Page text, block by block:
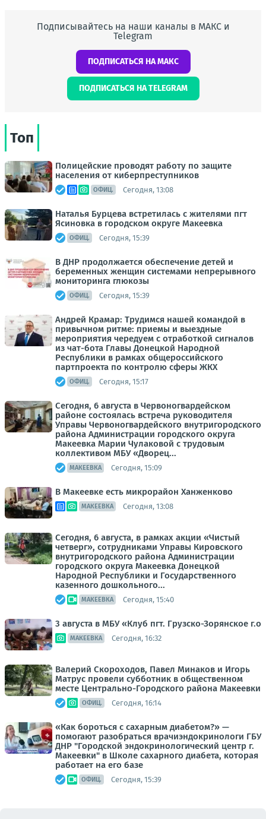
Подписывайтесь на наши каналы в МАКС и
Telegram
ПОДПИСАТЬСЯ НА МАКС
ПОДПИСАТЬСЯ НА TELEGRAM
Топ
Полицейские проводят работу по защите
населения от киберпреступников
ОФИЦ. Сегодня, 13:08
Наталья Бурцева встретилась с жителями пгт
Ясиновка в городском округе Макеевка
ОФИЦ. Сегодня, 15:39
В ДНР продолжается обеспечение детей и
беременных женщин системами непрерывного
мониторинга глюкозы
ОФИЦ. Сегодня, 15:39
Андрей Крамар: Трудимся нашей командой в
привычном ритме: приемы и выездные
мероприятия чередуем с отработкой сигналов
из чат-бота Главы Донецкой Народной
Республики в рамках общероссийского
партпроекта по контролю сферы ЖКХ
ОФИЦ. Сегодня, 15:17
Сегодня, 6 августа в Червоногвардейском
районе состоялась встреча руководителя
Управы Червоногвардейского внутригородского
района Администрации городского округа
Макеевка Марии Чулаковой с трудовым
коллективом МБУ «Дворец...
МАКЕЕВКА Сегодня, 15:09
В Макеевке есть микрорайон Ханженково
МАКЕЕВКА Сегодня, 13:08
Сегодня, 6 августа, в рамках акции «Чистый
четверг», сотрудниками Управы Кировского
внутригородского района Администрации
городского округа Макеевка Донецкой
Народной Республики и Государственного
казенного дошкольного...
МАКЕЕВКА Сегодня, 15:40
3 августа в МБУ «Клуб пгт. Грузско-Зорянское г.о
МАКЕЕВКА Сегодня, 16:32
Валерий Скороходов, Павел Минаков и Игорь
Матрус провели субботник в общественном
месте Центрально-Городского района Макеевки
ОФИЦ. Сегодня, 16:14
«Как бороться с сахарным диабетом?» —
помогают разобраться врачиэндокринологи ГБУ
ДНР "Городской эндокринологический центр г.
Макеевки" в Школе сахарного диабета, которая
работает на его базе
ОФИЦ. Сегодня, 15:39